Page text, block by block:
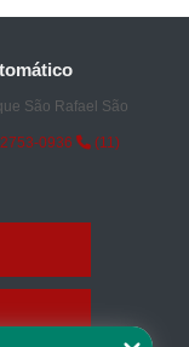
São Rafael São
0936
(11)